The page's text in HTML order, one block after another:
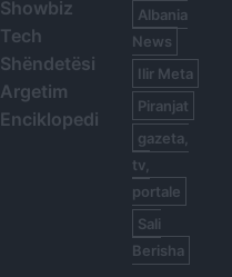
Showbiz
Tech
Shëndetësi
Argetim
Enciklopedi
Albania
News
Ilir Meta
Piranjat
gazeta,
tv,
portale
Sali
Berisha